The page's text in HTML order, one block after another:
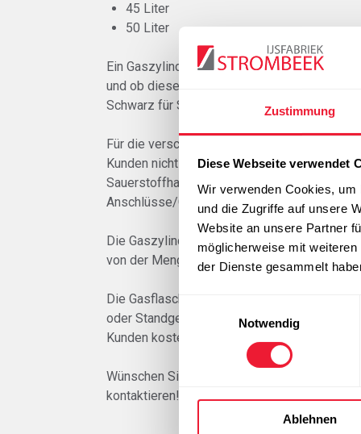
Zustimmung
Diese Webseite verwendet
Wir verwenden Cookies,
und die Zugriffe auf unsere
Website an unsere Partner
möglicherweise mit
der Dienste gesammelt
Einwilligungsauswahl
Notwendig
Ablehnen
45 Liter
50 Liter
Ein Gaszylinder ist mit einemFarbcode
und ob dieses eine Gefahr darstellt. Die
Schwarz für Stickstoff. Eine detaillierte
Für die verschiedenen Gase sind auch
Kunden nicht zu gefährlichen Fehlern
Sauerstoffhahn hingegen verfügt über ein
Anschlüsse/Gewinde für die Gasflaschen
Die Gaszylinder werden mit dazu
von der Menge an Gasflaschen wird der
Die Gasflasche hat alle 10 Jahre geprüft zu
oder Standgebühren verrechnet. Zur
Kunden kostenlos zur Verfügung gestellt. Ab
Wünschen Sie weitere Informationen zu
kontaktieren!